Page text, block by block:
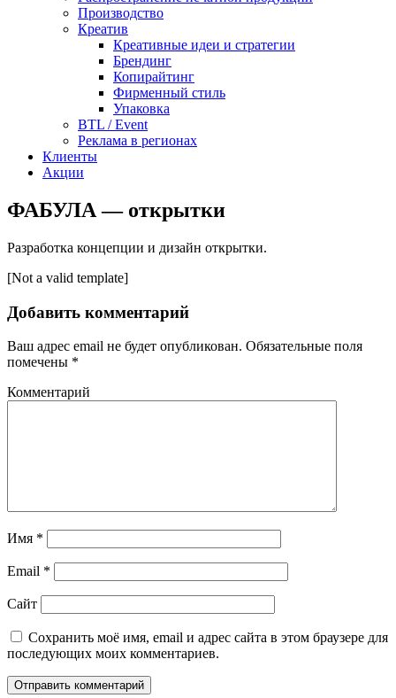
Производство
Креатив
Креативные идеи и стратегии
Брендинг
Копирайтинг
Фирменный стиль
Упаковка
BTL / Event
Реклама в регионах
Клиенты
Акции
ФАБУЛА — открытки
Разработка концепции и дизайн открытки.
[Not a valid template]
Добавить комментарий
Ваш адрес email не будет опубликован. Обязательные поля
помечены *
Комментарий
Имя *
Email *
Сайт
Сохранить моё имя, email и адрес сайта в этом браузере для
последующих моих комментариев.